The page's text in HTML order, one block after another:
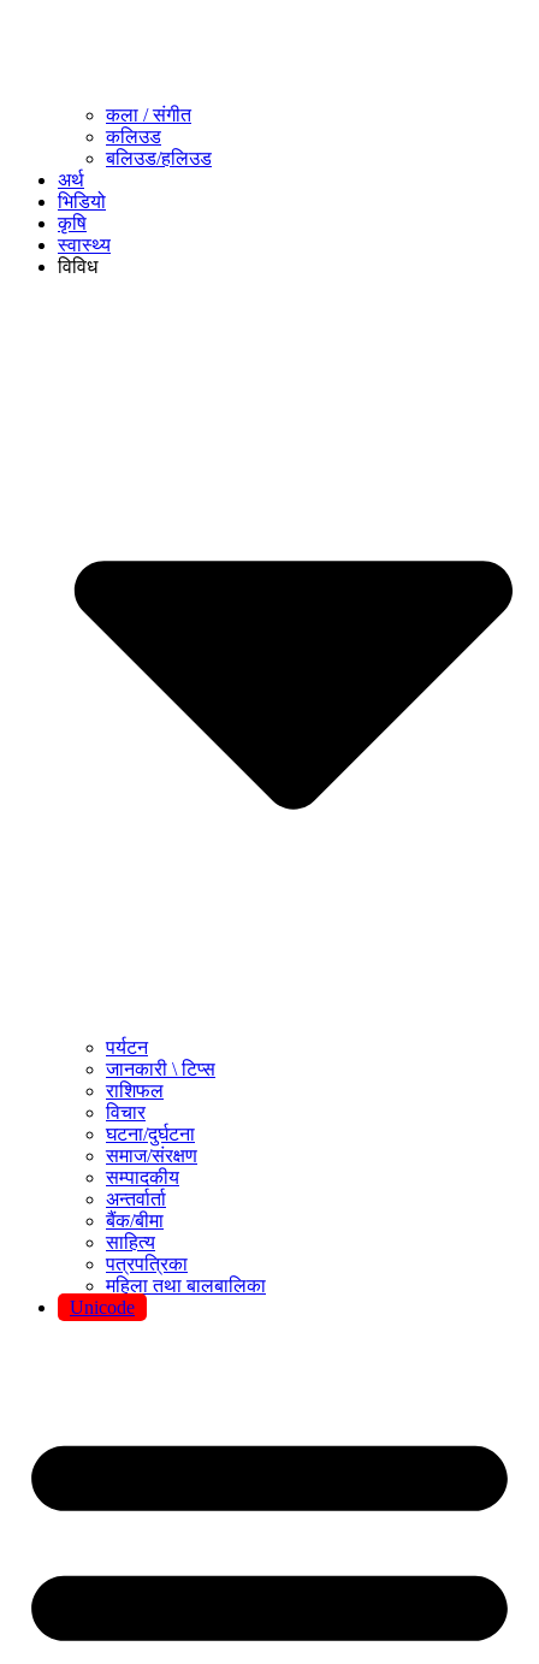
कला / संगीत​
कलिउड
बलिउड/हलिउड
अर्थ
भिडियो
कृषि
स्वास्थ्य
विविध
पर्यटन
जानकारी \ टिप्स
राशिफल
विचार
घटना/दुर्घटना
समाज/संरक्षण
सम्पादकीय
अन्तर्वार्ता
बैंक/बीमा
साहित्य
पत्रपत्रिका
महिला तथा बालबालिका
Unicode